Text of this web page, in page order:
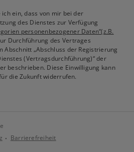
ein, dass von mir bei der
des Dienstes zur Verfügung
personenbezogener Daten“(z.B.
Durchführung des Vertrages
„Abschluss der Registrierung
(Vertragsdurchführung)“ der
beschrieben. Diese Einwilligung kann
die Zukunft widerrufen.
Barrierefreiheit